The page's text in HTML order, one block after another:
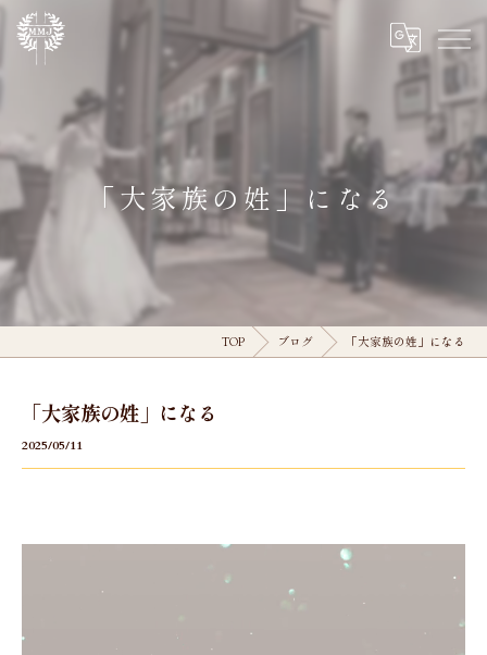
「大家族の姓」になる
TOP ブログ 「大家族の姓」になる
「大家族の姓」になる
2025/05/11